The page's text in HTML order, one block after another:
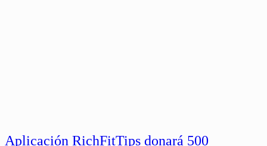
Aplicación RichFitTips donará 500